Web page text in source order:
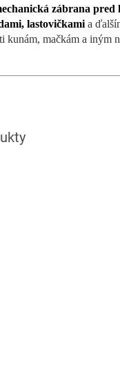
zábrana pred
lastovičkami a
kunám, mačkám a iným